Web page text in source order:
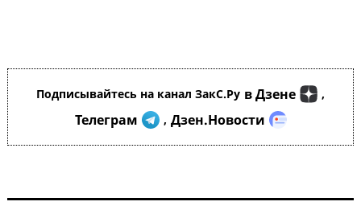
Подписывайтесь на канал ЗакС.Ру в Дзене ,
Телеграм , Дзен.Новости